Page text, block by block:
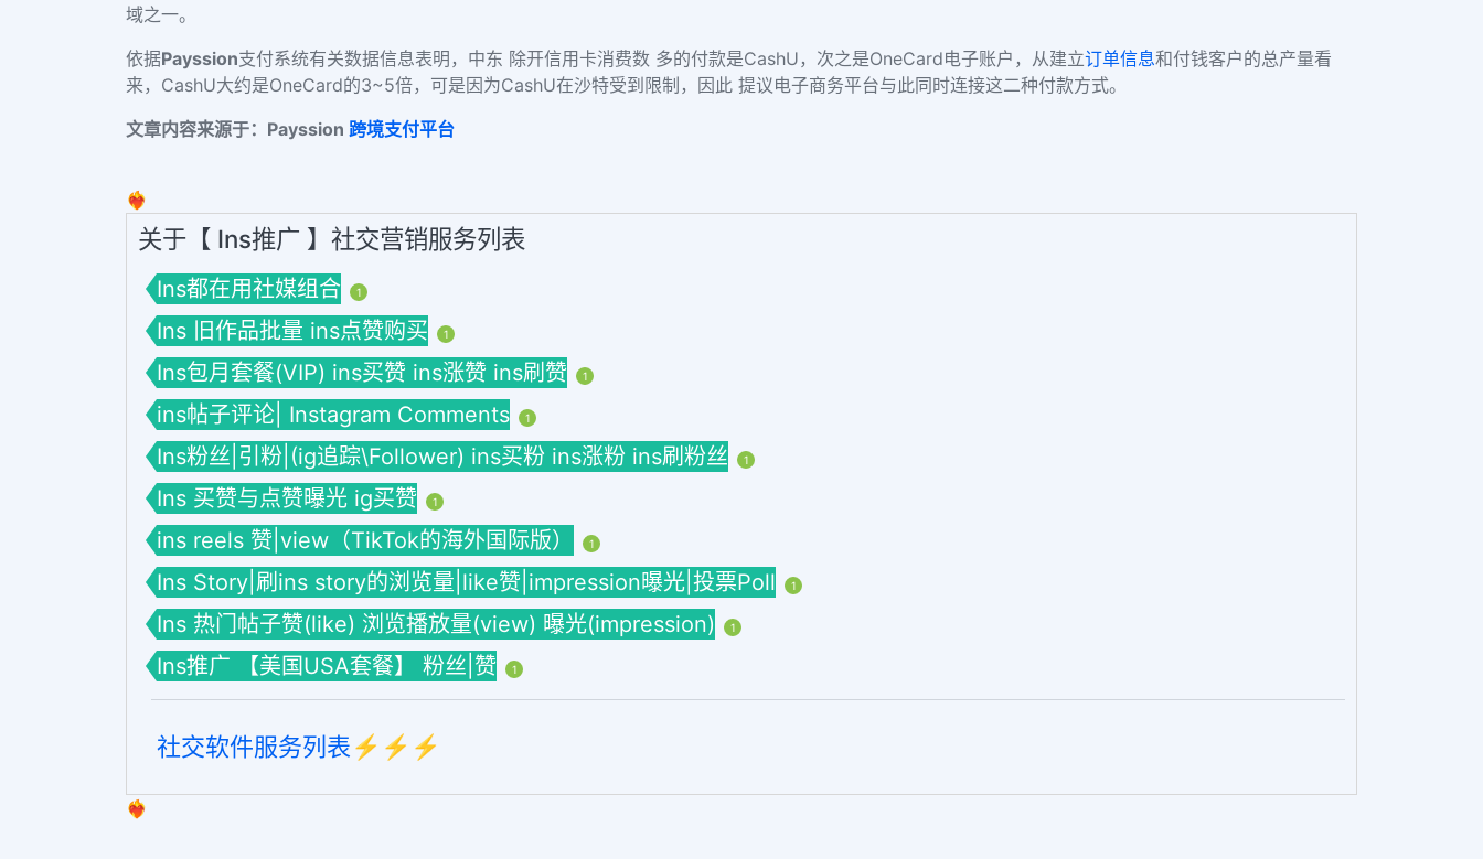
域之一。
依据Payssion支付系统有关数据信息表明，中东 除开信用卡消费数 多的付款是CashU，次之是OneCard电子账户，从建立订单信息和付钱客户的总产量看
来，CashU大约是OneCard的3~5倍，可是因为CashU在沙特受到限制，因此 提议电子商务平台与此同时连接这二种付款方式。
文章内容来源于：Payssion 跨境支付平台
❤️‍🔥
关于【 Ins推广 】社交营销服务列表
Ins都在用社媒组合 1
Ins 旧作品批量 ins点赞购买 1
Ins包月套餐(VIP) ins买赞 ins涨赞 ins刷赞 1
ins帖子评论| Instagram Comments 1
Ins粉丝|引粉|(ig追踪\Follower) ins买粉 ins涨粉 ins刷粉丝 1
Ins 买赞与点赞曝光 ig买赞 1
ins reels 赞|view（TikTok的海外国际版） 1
Ins Story|刷ins story的浏览量|like赞|impression曝光|投票Poll 1
Ins 热门帖子赞(like) 浏览播放量(view) 曝光(impression) 1
Ins推广 【美国USA套餐】 粉丝|赞 1
社交软件服务列表⚡️⚡️⚡️
❤️‍🔥